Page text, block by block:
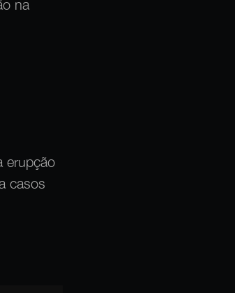
na
erupção
casos